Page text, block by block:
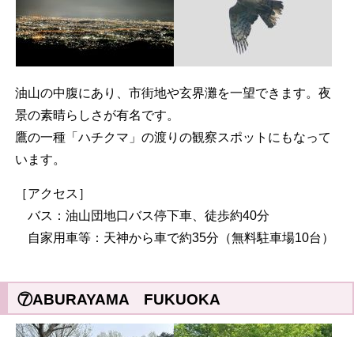
油山の中腹にあり、市街地や玄界灘を一望できます。夜
景の素晴らしさが有名です。
鷹の一種「ハチクマ」の渡りの観察スポットにもなって
います。
［アクセス］
バス：油山団地口バス停下車、徒歩約40分
自家用車等：天神から車で約35分（無料駐車場10台）
⑦ABURAYAMA FUKUOKA